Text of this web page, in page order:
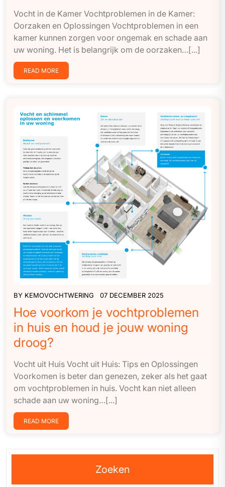
Vocht in de Kamer Vochtproblemen in de Kamer:
Oorzaken en Oplossingen Vochtproblemen in een
kamer kunnen zorgen voor ongemak en schade aan
uw woning. Het is belangrijk om de oorzaken…[...]
READ MORE
BY KEMOVOCHTWERING 07 DECEMBER 2025
Hoe voorkom je vochtproblemen
in huis en houd je jouw woning
droog?
Vocht uit Huis Vocht uit Huis: Tips en Oplossingen
Voorkomen is beter dan genezen, zeker als het gaat
om vochtproblemen in huis. Vocht kan niet alleen
schade aan uw woning…[...]
READ MORE
Zoeken